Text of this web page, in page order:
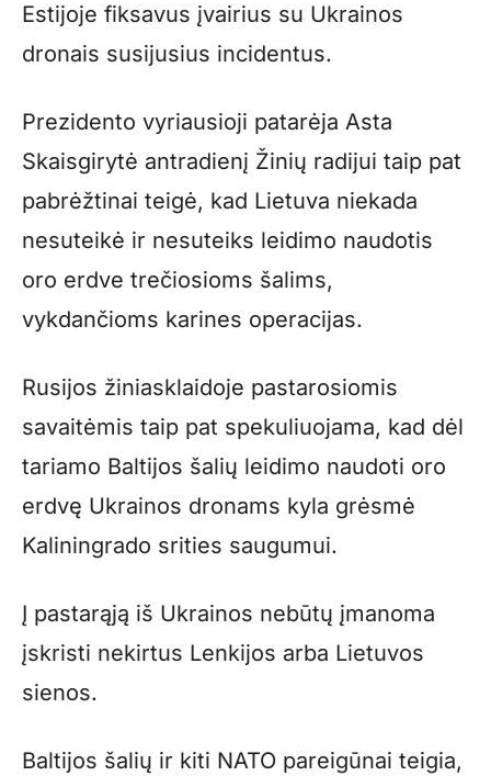
Estijoje fiksavus įvairius su Ukrainos
dronais susijusius incidentus.
Prezidento vyriausioji patarėja Asta
Skaisgirytė antradienį Žinių radijui taip pat
pabrėžtinai teigė, kad Lietuva niekada
nesuteikė ir nesuteiks leidimo naudotis
oro erdve trečiosioms šalims,
vykdančioms karines operacijas.
Rusijos žiniasklaidoje pastarosiomis
savaitėmis taip pat spekuliuojama, kad dėl
tariamo Baltijos šalių leidimo naudoti oro
erdvę Ukrainos dronams kyla grėsmė
Kaliningrado srities saugumui.
Į pastarąją iš Ukrainos nebūtų įmanoma
įskristi nekirtus Lenkijos arba Lietuvos
sienos.
Baltijos šalių ir kiti NATO pareigūnai teigia,